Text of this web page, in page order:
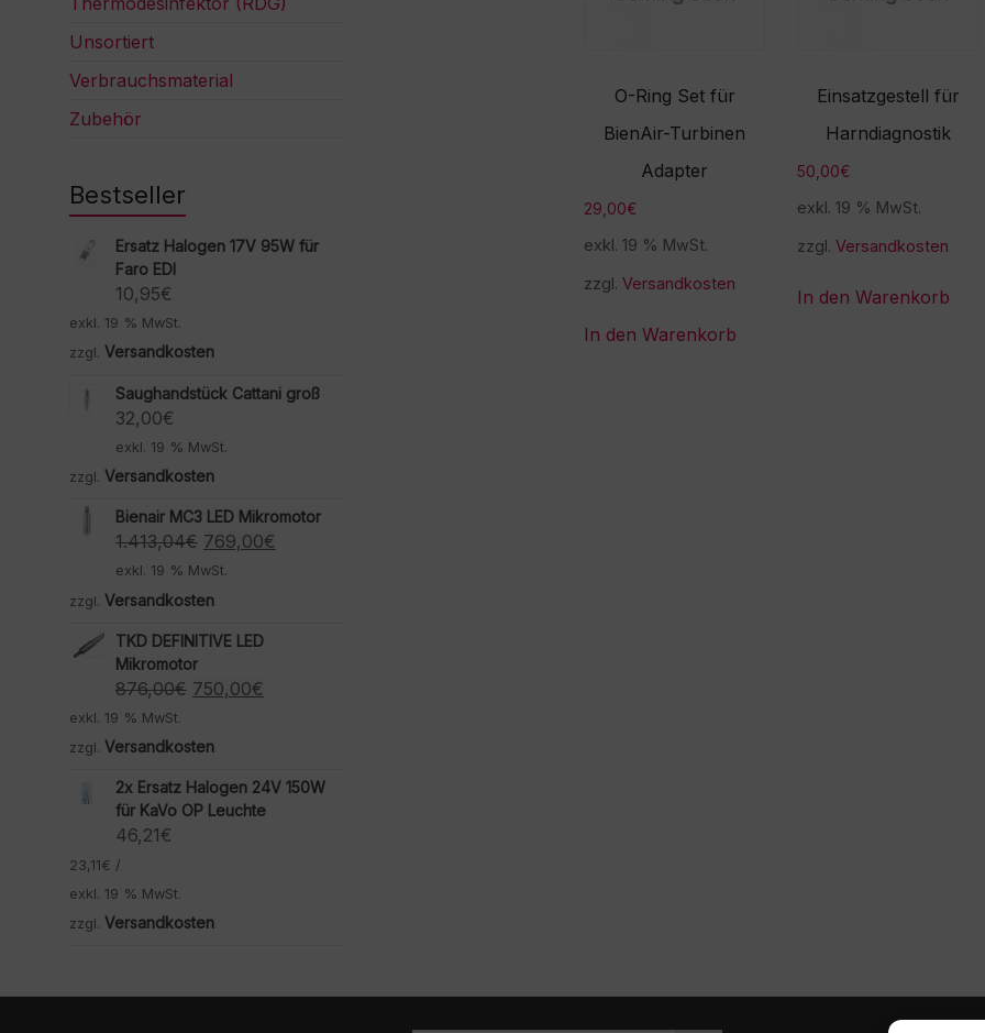
O-Ring Set für
BienAir-Turbinen
Adapter
29,00€
exkl. 19 % MwSt.
zzgl. Versandkosten
In den Warenkorb
Einsatzgestell für
Harndiagnostik
50,00€
exkl. 19 % MwSt.
zzgl. Versandkosten
In den Warenkorb
Unsortiert
Verbrauchsmaterial
Zubehör
Bestseller
Ersatz Halogen 17V 95W für
Faro EDI
10,95€
exkl. 19 % MwSt.
zzgl. Versandkosten
Saughandstück Cattani groß
32,00€
exkl. 19 % MwSt.
zzgl. Versandkosten
Bienair MC3 LED Mikromotor
1.413,04€ Ursprünglicher
Preis
war:
769,00€
exkl. 19 % MwSt.
zzgl. Versandkosten
TKD DEFINITIVE LED
Mikromotor
876,00€ Ursprünglicher
war:
750,00€
exkl. 19 % MwSt.
zzgl. Versandkosten
2x Ersatz Halogen 24V 150W
für KaVo OP Leuchte
46,21€
23,11€ /
exkl. 19 % MwSt.
zzgl. Versandkosten